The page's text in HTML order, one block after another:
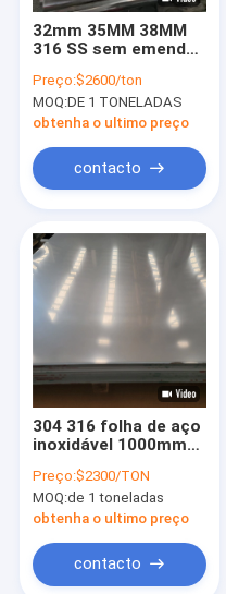
Produtos
Vídeos
Sobre nós
Visita à fábrica
Solicite um orçamento
32mm 35MM 38MM
316 SS sem emenda
tubulação de aço
inoxidável recozida
brilhante laminada a
Preço:$2600/ton
MOQ:DE 1 TONELADAS
obtenha o ultimo preço
contacto
304 316 folha de aço
inoxidável 1000mm
310
Preço:$2300/TON
MOQ:de 1 toneladas
obtenha o ultimo preço
contacto